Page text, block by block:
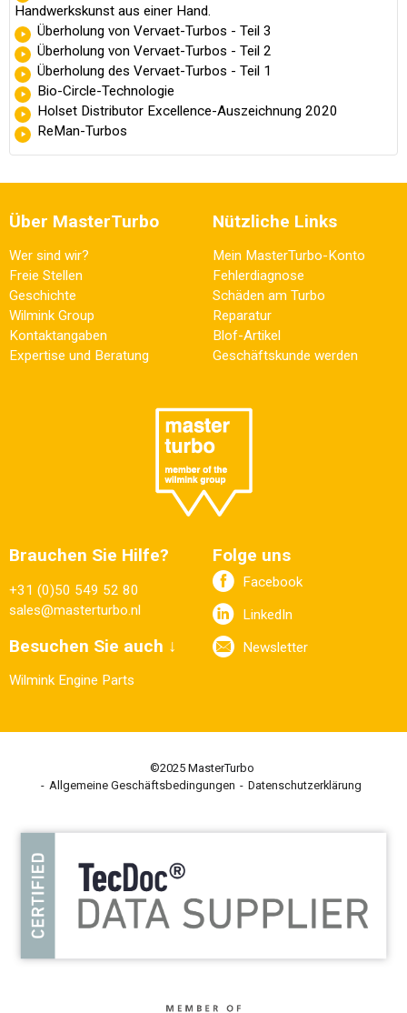
Handwerkskunst aus einer Hand.
Überholung von Vervaet-Turbos - Teil 3
Überholung von Vervaet-Turbos - Teil 2
Überholung des Vervaet-Turbos - Teil 1
Bio-Circle-Technologie
Holset Distributor Excellence-Auszeichnung 2020
ReMan-Turbos
Über MasterTurbo
Wer sind wir?
Freie Stellen
Geschichte
Wilmink Group
Kontaktangaben
Expertise und Beratung
Nützliche Links
Mein MasterTurbo-Konto
Fehlerdiagnose
Schäden am Turbo
Reparatur
Blof-Artikel
Geschäftskunde werden
Brauchen Sie Hilfe?
+31 (0)50 549 52 80
sales@masterturbo.nl
Besuchen Sie auch ↓
Wilmink Engine Parts
Folge uns
Facebook
LinkedIn
Newsletter
©2025 MasterTurbo
Allgemeine Geschäftsbedingungen
Datenschutzerklärung